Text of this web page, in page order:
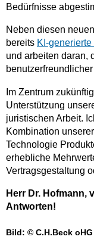
Bedürfnisse
Neben diesen
bereits KI-
und arbeiten daran,
Im Zentrum
Unterstützung
juristischen Arbeit.
Kombination
Technologie
erhebliche
Vertragsgestaltung
Herr Dr. Hofmann,
Antworten!
Bild: © C.H.Beck oHG